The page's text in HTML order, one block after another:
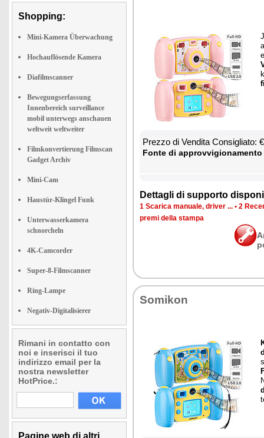
Shopping:
Mini-Kamera Überwachung
Hochauflösende Kamera
Diafilmscanner
Bewegungserfassung
Innenbereich surveillance
mobil unterwegs anschauen
weltweit weltweiter
Filmkonvertierung Filmscan
Gadget Archiv
Mini-Cam
Haustür-Klingel Funk
Unterwasserkamera
schnorcheln
4K-Camcorder
Super-8-Filmscanner
Ring-Lampe
Negativ-Digitalisierer
Rimani in contatto con
noi e inserisci il tuo
indirizzo email per la
nostra newsletter
HotPrice.:
Pagine web di altri
Prez­zo di Ven­di­ta Con­si­glia­to:
Fon­te di
Det­ta­gli di sup­por­to
1 Sca­ri­ca ma­nua­le, dri­ver ... • 2
pre­mi del­la stam­pa
So­mi­kon